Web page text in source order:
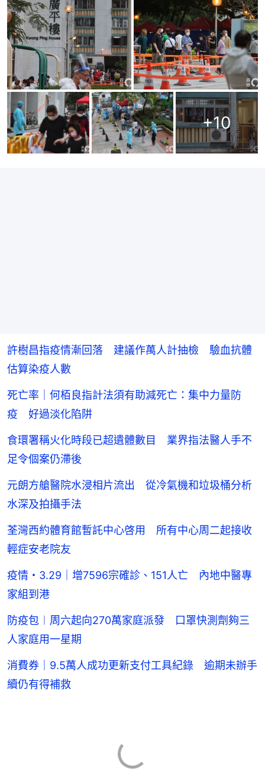
+10
許樹昌指疫情漸回落 建議作萬人計抽檢 驗血抗體
估算染疫人數
死亡率｜何栢良指計法須有助減死亡：集中力量防
疫 好過淡化陷阱
食環署稱火化時段已超遺體數目 業界指法醫人手不
足令個案仍滯後
元朗方艙醫院水浸相片流出 從冷氣機和垃圾桶分析
水深及拍攝手法
荃灣西約體育館暫託中心啓用 所有中心周二起接收
輕症安老院友
疫情・3.29｜增7596宗確診、151人亡 內地中醫專
家組到港
防疫包︱周六起向270萬家庭派發 口罩快測劑夠三
人家庭用一星期
消費券｜9.5萬人成功更新支付工具紀錄 逾期未辦手
續仍有得補救